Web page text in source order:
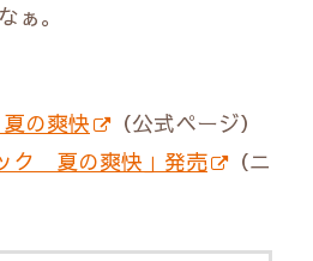
ぁ。
の爽快
（公式ページ）
ク 夏の爽快」発売
（ニ